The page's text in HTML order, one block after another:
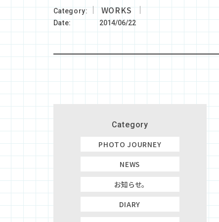
Category WORKS
Date 2014/06/22
Category
PHOTO JOURNEY
NEWS
お知らせ。
DIARY